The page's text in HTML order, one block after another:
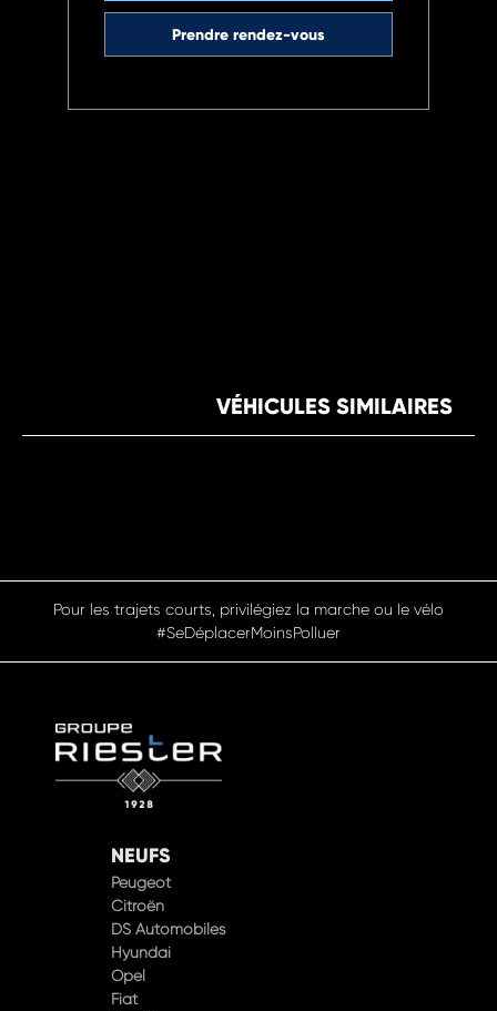
Prendre rendez-vous
VÉHICULES SIMILAIRES
Pour les trajets courts, privilégiez la marche ou le vélo
#SeDéplacerMoinsPolluer
NEUFS
Peugeot
Citroën
DS Automobiles
Hyundai
Opel
Fiat